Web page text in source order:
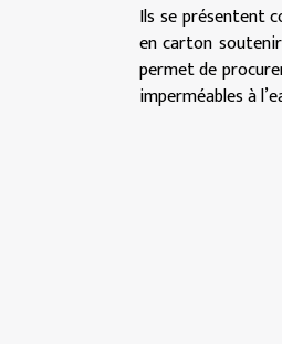
Ils se présentent
en carton
permet de
imperméables à